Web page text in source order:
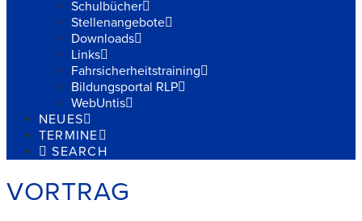
Schulbücher
Stellenangebote
Downloads
Links
Fahrsicherheitstraining
Bildungsportal RLP
WebUntis
NEUES
TERMINE
SEARCH
VORTRAG